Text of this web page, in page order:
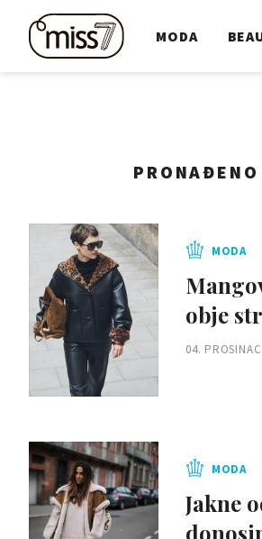
MODA
MODA
obje
04.
MODA
Jakne